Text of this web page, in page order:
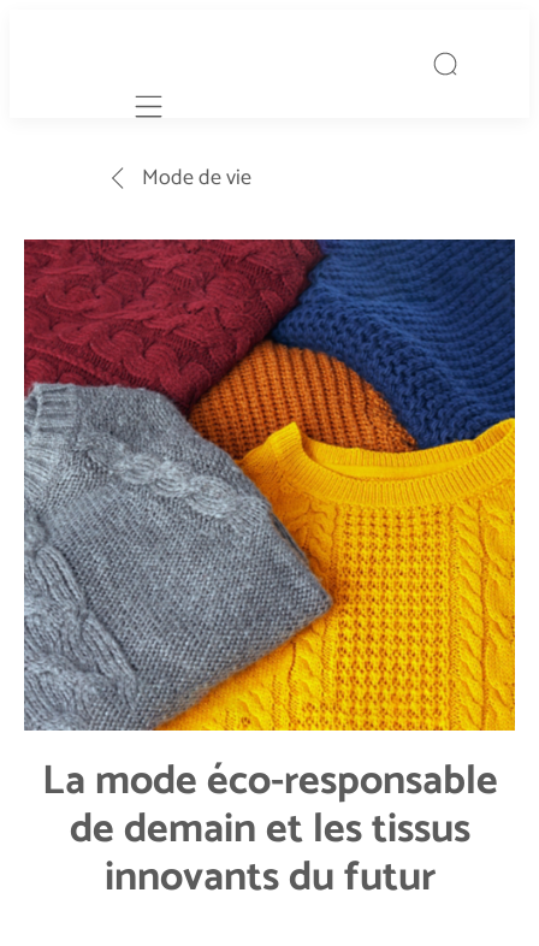
Mobile navigation
Mode de vie
La mode éco-responsable
de demain et les tissus
innovants du futur